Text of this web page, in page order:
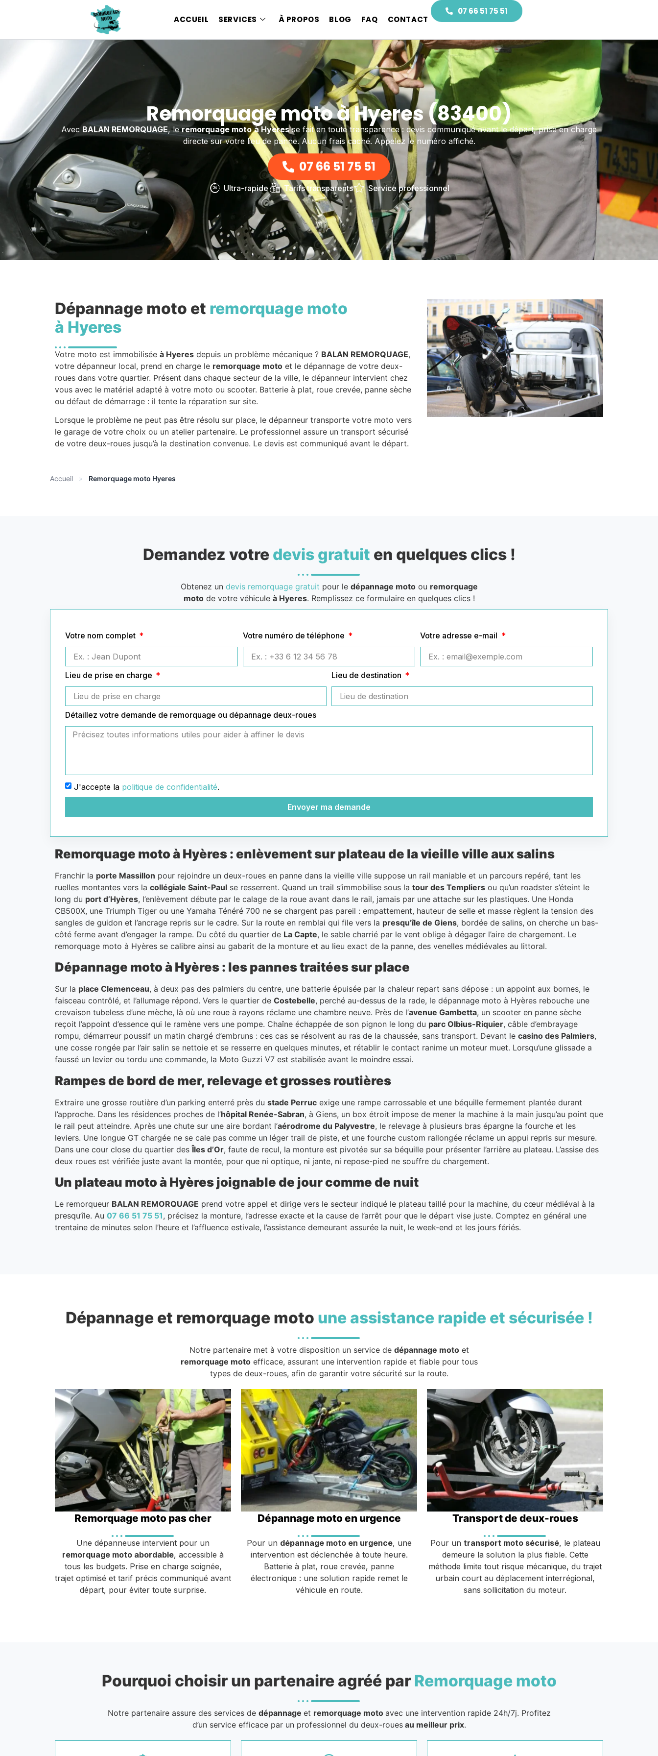
ACCUEIL SERVICES À PROPOS BLOG FAQ CONTACT
07 66 51 75 51
Remorquage moto à Hyeres (83400)
Avec BALAN REMORQUAGE, leremorquage moto à Hyeresse fait en toute transparence : devis communiqué avant le départ, prise en charge
directe sur votre lieu de panne. Aucun frais caché. Appelez le numéro affiché.
07 66 51 75 51
Ultra-rapide Tarifs transparents Service professionnel
Dépannage moto et remorquage moto
à Hyeres
Votre moto est immobilisée à Hyeres depuis un problème mécanique ? BALAN REMORQUAGE,
votre dépanneur local, prend en charge le remorquage moto et le dépannage de votre deux-
roues dans votre quartier. Présent dans chaque secteur de la ville, le dépanneur intervient chez
vous avec le matériel adapté à votre moto ou scooter. Batterie à plat, roue crevée, panne sèche
ou défaut de démarrage : il tente la réparation sur site.
Lorsque le problème ne peut pas être résolu sur place, le dépanneur transporte votre moto vers
le garage de votre choix ou un atelier partenaire. Le professionnel assure un transport sécurisé
de votre deux-roues jusqu’à la destination convenue. Le devis est communiqué avant le départ.
Accueil » Remorquage moto Hyeres
Demandez votre devis gratuit en quelques clics !
Obtenez un devis remorquage gratuit pour le dépannage motoou remorquage
motode votre véhicule à Hyeres. Remplissez ce formulaire en quelques clics !
Votre nom complet Votre numéro de téléphone Votre adresse e-mail
Lieu de prise en charge Lieu de destination
Détaillez votre demande de remorquage ou dépannage deux-roues
J'accepte la politique de confidentialité.
Envoyer ma demande
Remorquage moto à Hyères : enlèvement sur plateau de la vieille ville aux salins
Franchir la porte Massillon pour rejoindre un deux-roues en panne dans la vieille ville suppose un rail maniable et un parcours repéré, tant les
ruelles montantes vers la collégiale Saint-Paul se resserrent. Quand un trail s’immobilise sous la tour des Templiers ou qu’un roadster s’éteint le
long du port d’Hyères, l’enlèvement débute par le calage de la roue avant dans le rail, jamais par une attache sur les plastiques. Une Honda
CB500X, une Triumph Tiger ou une Yamaha Ténéré 700 ne se chargent pas pareil : empattement, hauteur de selle et masse règlent la tension des
sangles de guidon et l’ancrage repris sur le cadre. Sur la route en remblai qui file vers la presqu’île de Giens, bordée de salins, on cherche un bas-
côté ferme avant d’engager la rampe. Du côté du quartier de La Capte, le sable charrié par le vent oblige à dégager l’aire de chargement. Le
remorquage moto à Hyères se calibre ainsi au gabarit de la monture et au lieu exact de la panne, des venelles médiévales au littoral.
Dépannage moto à Hyères : les pannes traitées sur place
Sur la place Clemenceau, à deux pas des palmiers du centre, une batterie épuisée par la chaleur repart sans dépose : un appoint aux bornes, le
faisceau contrôlé, et l’allumage répond. Vers le quartier de Costebelle, perché au-dessus de la rade, le dépannage moto à Hyères rebouche une
crevaison tubeless d’une mèche, là où une roue à rayons réclame une chambre neuve. Près de l’avenue Gambetta, un scooter en panne sèche
reçoit l’appoint d’essence qui le ramène vers une pompe. Chaîne échappée de son pignon le long du parc Olbius-Riquier, câble d’embrayage
rompu, démarreur poussif un matin chargé d’embruns : ces cas se résolvent au ras de la chaussée, sans transport. Devant le casino des Palmiers,
une cosse rongée par l’air salin se nettoie et se resserre en quelques minutes, et rétablir le contact ranime un moteur muet. Lorsqu’une glissade a
faussé un levier ou tordu une commande, la Moto Guzzi V7 est stabilisée avant le moindre essai.
Rampes de bord de mer, relevage et grosses routières
Extraire une grosse routière d’un parking enterré près du stade Perruc exige une rampe carrossable et une béquille fermement plantée durant
l’approche. Dans les résidences proches de l’hôpital Renée-Sabran, à Giens, un box étroit impose de mener la machine à la main jusqu’au point que
le rail peut atteindre. Après une chute sur une aire bordant l’aérodrome du Palyvestre, le relevage à plusieurs bras épargne la fourche et les
leviers. Une longue GT chargée ne se cale pas comme un léger trail de piste, et une fourche custom rallongée réclame un appui repris sur mesure.
Dans une cour close du quartier desÎles d’Or, faute de recul, la monture est pivotée sur sa béquille pour présenter l’arrière au plateau. L’assise des
deux roues est vérifiée juste avant la montée, pour que ni optique, ni jante, ni repose-pied ne souffre du chargement.
Un plateau moto à Hyères joignable de jour comme de nuit
Le remorqueur BALAN REMORQUAGE prend votre appel et dirige vers le secteur indiqué le plateau taillé pour la machine, du cœur médiéval à la
presqu’île. Au 07 66 51 75 51, précisez la monture, l’adresse exacte et la cause de l’arrêt pour que le départ vise juste. Comptez en général une
trentaine de minutes selon l’heure et l’affluence estivale, l’assistance demeurant assurée la nuit, le week-end et les jours fériés.
Dépannage et remorquage moto une assistance rapide et sécurisée !
Notre partenaire met à votre disposition un service de dépannage motoet
remorquage motoefficace, assurant une intervention rapide et fiable pour tous
types de deux-roues, afin de garantir votre sécurité sur la route.
Remorquage moto pas cher
Une dépanneuse intervient pour un
remorquage moto abordable, accessible à
tous les budgets. Prise en charge soignée,
trajet optimisé et tarif précis communiqué avant
départ, pour éviter toute surprise.
Dépannage moto en urgence
Pour un dépannage moto en urgence, une
intervention est déclenchée à toute heure.
Batterie à plat, roue crevée, panne
électronique : une solution rapide remet le
véhicule en route.
Transport de deux-roues
Pour un transport moto sécurisé, le plateau
demeure la solution la plus fiable. Cette
méthode limite tout risque mécanique, du trajet
urbain court au déplacement interrégional,
sans sollicitation du moteur.
Pourquoi choisir un partenaire agréé par Remorquage moto
Notre partenaire assure des services de dépannage et remorquage moto avec une intervention rapide 24h/7j. Profitez
d’un service efficace par un professionnel du deux-rouesau meilleur prix.